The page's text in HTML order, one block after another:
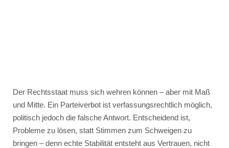
Der Rechtsstaat muss sich wehren können – aber mit Maß
und Mitte. Ein Parteiverbot ist verfassungsrechtlich möglich,
politisch jedoch die falsche Antwort. Entscheidend ist,
Probleme zu lösen, statt Stimmen zum Schweigen zu
bringen – denn echte Stabilität entsteht aus Vertrauen, nicht